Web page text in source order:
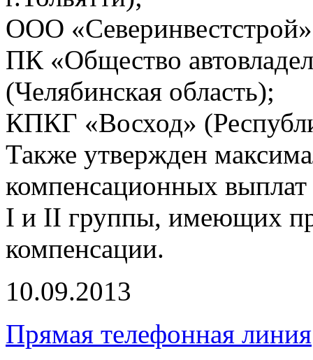
ООО
ПК «Общество
(Челябинская область);
КПКГ «Восход»
Также утвержден
компенсационных
I и II группы, имеющих
компенсации.
10.09.2013
Прямая телефонная линия